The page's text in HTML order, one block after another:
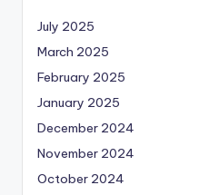
July 2025
March 2025
February 2025
January 2025
December 2024
November 2024
October 2024